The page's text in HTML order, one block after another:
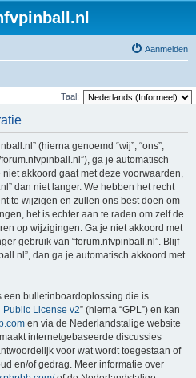
Aanmelden
Taal:
(hierna genoemd “wij”, “ons”,
forum.nfvpinball.nl”), ga je automatisch
akkoord gaat met deze voorwaarden,
dan niet langer. We hebben het recht
te wijzigen en zullen ons best doen om
het is echter aan te raden om zelf de
op wijzigingen. Ga je niet akkoord met
gebruik van “forum.nfvpinball.nl”. Blijf
dan ga je automatisch akkoord met
een bulletinboardoplossing die is
Public License v2” (hierna “GPL”) en kan
en via de Nederlandstalige website
internetgebaseerde discussies
voor wat wordt toegestaan of
en/of gedrag. Meer informatie over